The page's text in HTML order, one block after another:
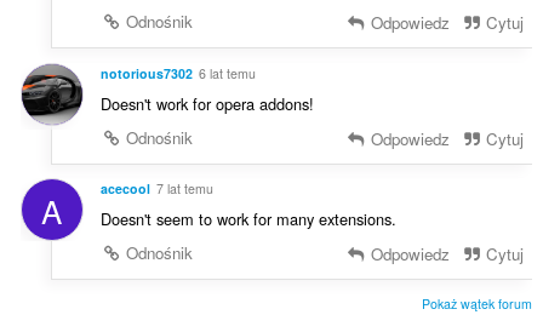
Odnośnik
Odpowiedz Cytuj
notorious7302 6 lat temu
Doesn't work for opera addons!
Odnośnik
Odpowiedz Cytuj
A acecool 7 lat temu
Doesn't seem to work for many extensions.
Odnośnik
Odpowiedz Cytuj
Pokaż wątek forum